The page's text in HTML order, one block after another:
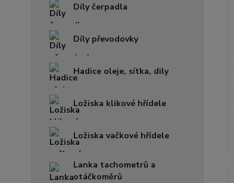
Díly čerpadla
Díly převodovky
Hadice oleje, sítka, dily
Ložiska klikové hřídele
Ložiska vačkové hřídele
Lanka tachometrů a
otáčkoměrů